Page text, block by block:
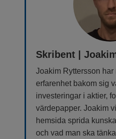
Skribent |
Joakim Ryttersson har
erfarenhet bakom sig
investeringar i aktier,
värdepapper. Joakim
hemsida sprida
och vad man ska